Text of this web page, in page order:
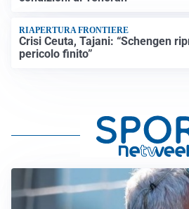
RIAPERTURA FRONTIERE
Crisi Ceuta, Tajani: “Schengen
pericolo finito”